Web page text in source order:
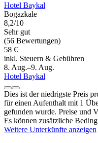
Hotel Baykal
Bogazkale
8,2/10
Sehr gut
(56 Bewertungen)
58 €
inkl. Steuern & Gebühren
8. Aug.–9. Aug.
Hotel Baykal
Dies ist der niedrigste Preis
für einen Aufenthalt mit 1
gefunden wurde. Preise und
Es können zusätzliche
Weitere Unterkünfte anzeigen